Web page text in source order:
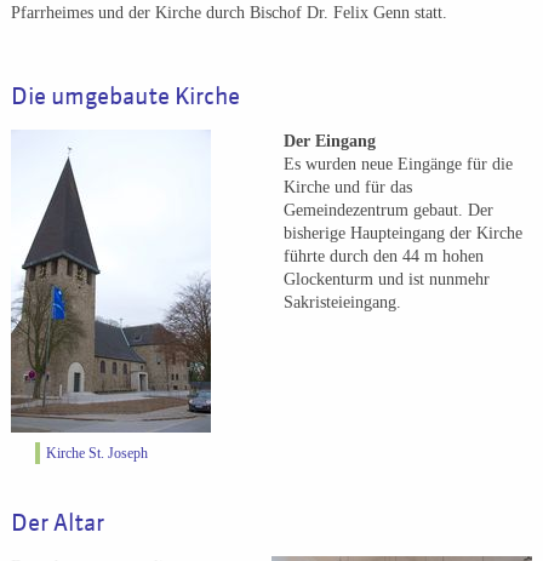
Pfarrheimes und der Kirche durch Bischof Dr. Felix Genn statt.
Die umgebaute Kirche
Kirche St. Joseph
Der Eingang
Es wurden neue Eingänge für die
Kirche und für das
Gemeindezentrum gebaut. Der
bisherige Haupteingang der Kirche
führte durch den 44 m hohen
Glockenturm und ist nunmehr
Sakristeieingang.
Der Altar